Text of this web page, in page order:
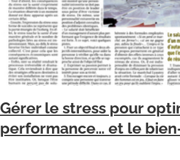
Gérer le stress pour
performance… et le